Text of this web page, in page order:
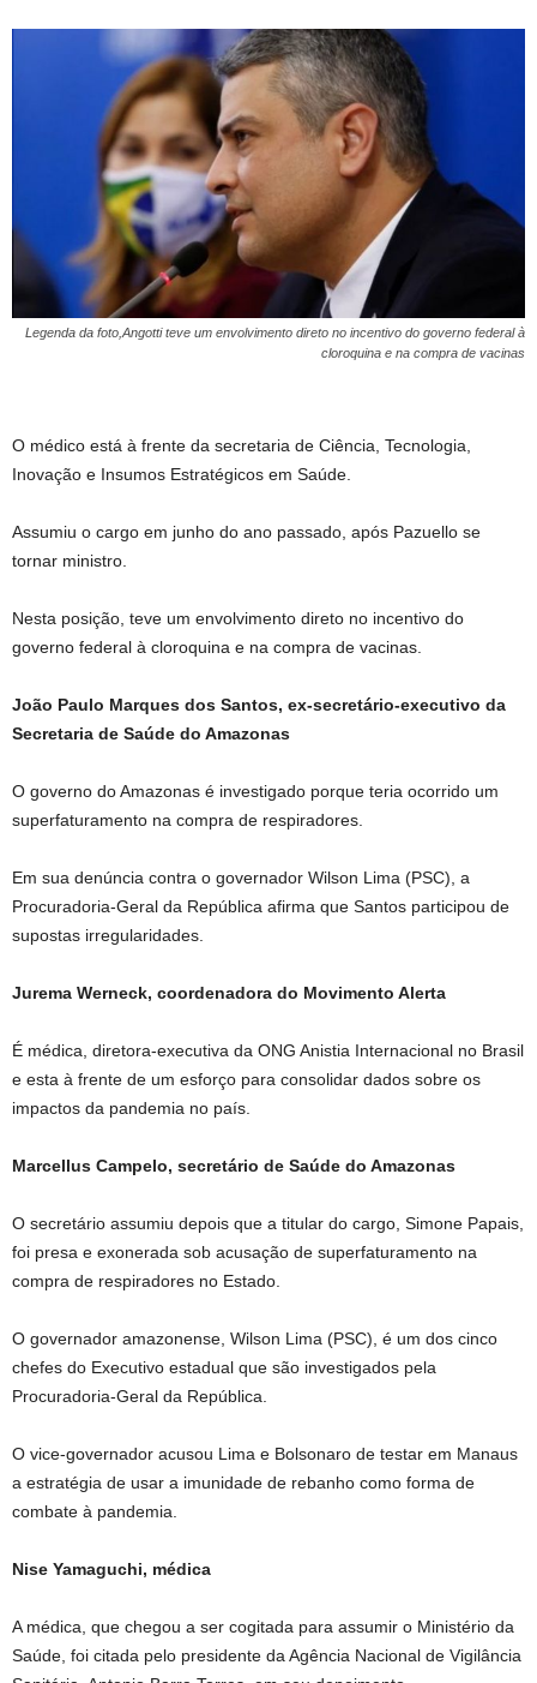
Legenda da foto,Angotti teve um envolvimento direto no incentivo do governo federal à
cloroquina e na compra de vacinas
O médico está à frente da secretaria de Ciência, Tecnologia,
Inovação e Insumos Estratégicos em Saúde.
Assumiu o cargo em junho do ano passado, após Pazuello se
tornar ministro.
Nesta posição, teve um envolvimento direto no incentivo do
governo federal à cloroquina e na compra de vacinas.
João Paulo Marques dos Santos, ex-secretário-executivo da
Secretaria de Saúde do Amazonas
O governo do Amazonas é investigado porque teria ocorrido um
superfaturamento na compra de respiradores.
Em sua denúncia contra o governador Wilson Lima (PSC), a
Procuradoria-Geral da República afirma que Santos participou de
supostas irregularidades.
Jurema Werneck, coordenadora do Movimento Alerta
É médica, diretora-executiva da ONG Anistia Internacional no Brasil
e esta à frente de um esforço para consolidar dados sobre os
impactos da pandemia no país.
Marcellus Campelo, secretário de Saúde do Amazonas
O secretário assumiu depois que a titular do cargo, Simone Papais,
foi presa e exonerada sob acusação de superfaturamento na
compra de respiradores no Estado.
O governador amazonense, Wilson Lima (PSC), é um dos cinco
chefes do Executivo estadual que são investigados pela
Procuradoria-Geral da República.
O vice-governador acusou Lima e Bolsonaro de testar em Manaus
a estratégia de usar a imunidade de rebanho como forma de
combate à pandemia.
Nise Yamaguchi, médica
A médica, que chegou a ser cogitada para assumir o Ministério da
Saúde, foi citada pelo presidente da Agência Nacional de Vigilância